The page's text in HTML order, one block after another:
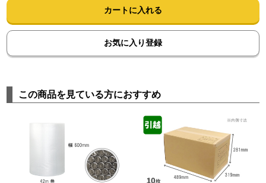
カートに入れる
お気に入り登録
この商品を見ている方におすすめ